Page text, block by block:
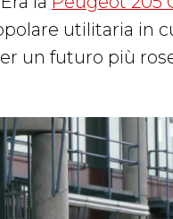
utilitaria in
un futuro più